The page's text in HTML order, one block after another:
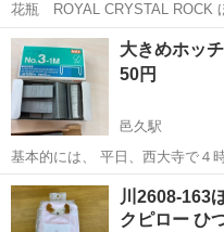
花瓶 ROYAL CRYSTAL ROCK ほぼ未使用。美品だと思います。 ワ
レやカケ等の目立つキズも無く
す。 中古品にご理解頂ける方のみご購
丸の内 指定場...
岡山 岡山市 郵便局前駅
大きめホッ
50円
邑久駅
基本的には、 平日、西大寺で４
岡山 瀬戸内市
川2608-163
クピロー ひ